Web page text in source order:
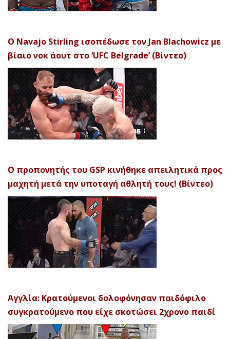
Ο Navajo Stirling ισοπέδωσε τον Jan Blachowicz με
βίαιο νοκ άουτ στο ‘UFC Belgrade’ (Βίντεο)
Ο προπονητής του GSP κινήθηκε απειλητικά προς
μαχητή μετά την υποταγή αθλητή τους! (Βίντεο)
Αγγλία: Κρατούμενοι δολοφόνησαν παιδόφιλο
συγκρατούμενο που είχε σκοτώσει 2χρονο παιδί